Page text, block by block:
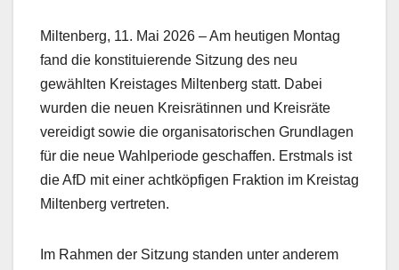
Miltenberg, 11. Mai 2026 – Am heutigen Montag
fand die konstituierende Sitzung des neu
gewählten Kreistages Miltenberg statt. Dabei
wurden die neuen Kreisrätinnen und Kreisräte
vereidigt sowie die organisatorischen Grundlagen
für die neue Wahlperiode geschaffen. Erstmals ist
die AfD mit einer achtköpfigen Fraktion im Kreistag
Miltenberg vertreten.
Im Rahmen der Sitzung standen unter anderem